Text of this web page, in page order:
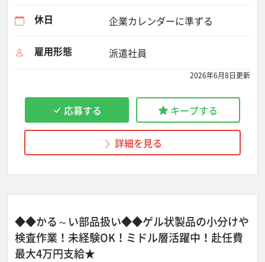
休日 企業カレンダーに準ずる
雇用形態 派遣社員
2026年6月8日更新
応募する キープする
詳細を見る
◆◆かる～い部品扱い◆◆ゲル状製品の小分けや
検査作業！未経験OK！ミドル層活躍中！赴任費
最大4万円支給★